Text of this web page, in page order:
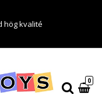
hög kvalité
0